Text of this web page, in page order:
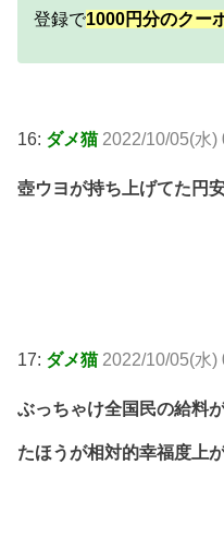
登録で1000円分のクー
16: ダメ猫 2022/10/05(水)
壺ウヨが持ち上げてた円
17: ダメ猫 2022/10/05(水)
ぶっちゃけ全国民の給料
たほうが相対的幸福度上